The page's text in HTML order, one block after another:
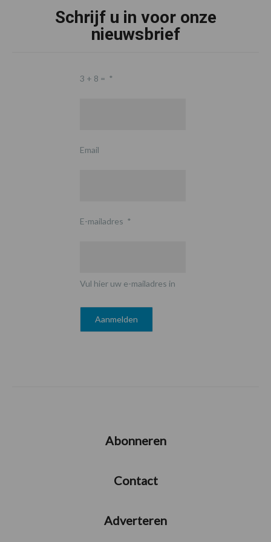
Schrijf u in voor onze
nieuwsbrief
3 + 8 = *
Email
E-mailadres *
Vul hier uw e-mailadres in
Abonneren
Contact
Adverteren